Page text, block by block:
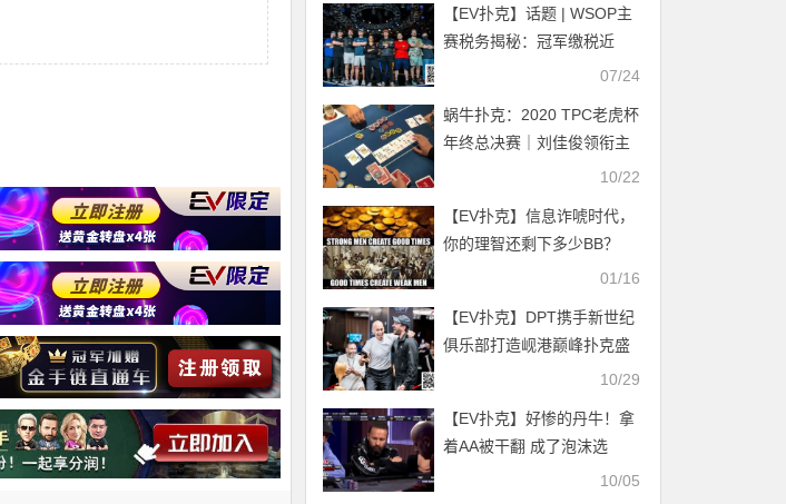
【EV扑克】话题 | WSOP主
赛税务揭秘：冠军缴税近
400万，免税玩家笑到最后
07/24
蜗牛扑克：2020 TPC老虎杯
年终总决赛｜刘佳俊领衔主
10/22
【EV扑克】信息诈唬时代，
你的理智还剩下多少BB？
01/16
【EV扑克】DPT携手新世纪
俱乐部打造岘港巅峰扑克盛
宴，NCPC系列赛500 亿盾
日-12月1日）
10/29
【EV扑克】好惨的丹牛！拿
着AA被干翻 成了泡沫选
10/05